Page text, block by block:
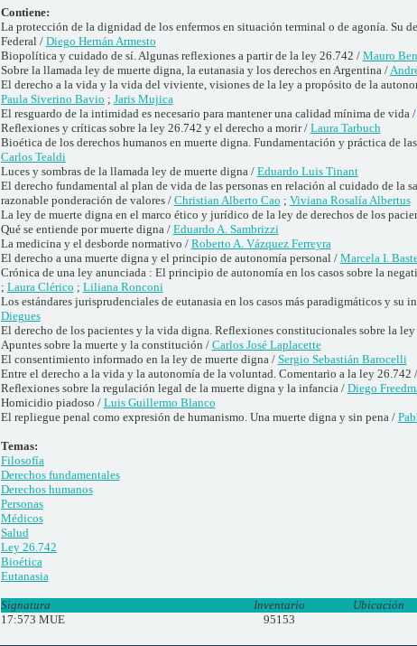
Contiene:
La protección de la dignidad de los enfermos en situación terminal o de agonía. Su
Federal / Diego Hernán Armesto
Biopolítica y cuidado de sí. Algunas reflexiones a partir de la ley 26.742 / Mauro
Sobre la llamada ley de muerte digna, la eutanasia y los derechos en Argentina /
El derecho a la vida y la vida del viviente, visiones de la ley a propósito de la
Paula Siverino Bavio ; Jaris Mujica
El resguardo de la intimidad es necesario para mantener una calidad mínima de vida /
Reflexiones y críticas sobre la ley 26.742 y el derecho a morir / Laura Tarbuch
Bioética de los derechos humanos en muerte digna. Fundamentación y práctica de
Carlos Tealdi
Luces y sombras de la llamada ley de muerte digna / Eduardo Luis Tinant
El derecho fundamental al plan de vida de las personas en relación al cuidado de la
razonable ponderación de valores / Christian Alberto Cao ; Viviana Rosalía Albertus
La ley de muerte digna en el marco ético y jurídico de la ley de derechos de los
Qué se entiende por muerte digna / Eduardo A. Sambrizzi
La medicina y el desborde normativo / Roberto A. Vázquez Ferreyra
El derecho a una muerte digna y el principio de autonomía personal / Marcela I.
Crónica de una ley anunciada : El principio de autonomía en los casos sobre la
; Laura Clérico ; Liliana Ronconi
Los estándares jurisprudenciales de eutanasia en los casos más paradigmáticos y su
Diegues
El derecho de los pacientes y la vida digna. Reflexiones constitucionales sobre la
Apuntes sobre la muerte y la constitución / Carlos José Laplacette
El consentimiento informado en la ley de muerte digna / Sergio Sebastián Barocelli
Entre el derecho a la vida y la autonomía de la voluntad. Comentario a la ley 26.742 /
Reflexiones sobre la regulación legal de la muerte digna y la infancia / Diego
Homicidio piadoso / Luis Guillermo Blanco
El repliegue penal como expresión de humanismo. Una muerte digna y sin pena /
Temas:
Filosofía
Derechos fundamentales
Derechos humanos
Personas
Médicos
Salud
Ley 26.742
Bioética
Eutanasia
Signatura Inventario Ubicación
17:573 MUE
95153